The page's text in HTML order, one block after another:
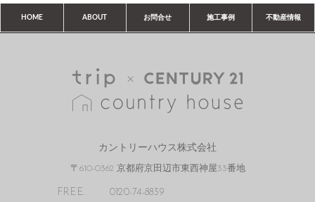
HOME ABOUT お問合せ 施工事例 不動産情報
カントリーハウス株式会社
〒610-0362 京都府京田辺市東西神屋33番地
FREE. 0120-74-8839